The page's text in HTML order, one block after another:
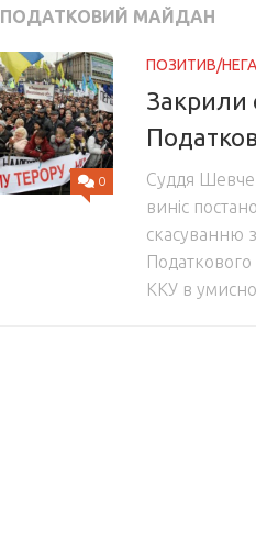
ПОДАТКОВИЙ МАЙДАН
0
ПОЗИТИВ/
Закрили
Суддя
виніс
скасуванню
ККУ в